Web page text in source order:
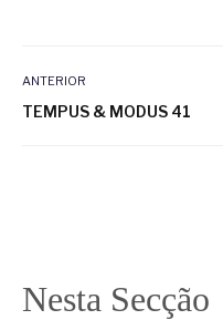
ANTERIOR
TEMPUS & MODUS 41
Nesta Secção